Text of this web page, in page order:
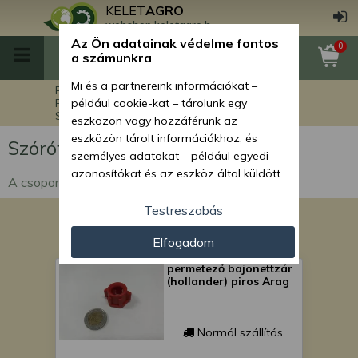
KELETAGRO
webshop.keletagro.hu
0
Főoldal
Munkagép alkatrészek
Permetező alkatrészek
Szórófejek és alkatrészei
Szórófejek és alkatrészei
A csoportban permezető szórófejek találhatók
permetező bajonettzár
(hollander) piros Arag
Normál szállítás
Az Ön adatainak védelme fontos
a számunkra
Mi és a partnereink információkat –
például cookie-kat – tárolunk egy
eszközön vagy hozzáférünk az
eszközön tárolt információkhoz, és
személyes adatokat – például egyedi
azonosítókat és az eszköz által küldött
személyre szabott hirdetések és
tartalom nyújtásához, hirdetés- és
tartalomméréshez, nézettségi adatok
gyűjtéséhez, valamint termékek
kifejlesztéséhez és a termékek
javításához. Az Ön engedélyével mi és a
partnereink eszközleolvasásos
módszerrel szerzett pontos geolokációs
Testreszabás
Elfogadom